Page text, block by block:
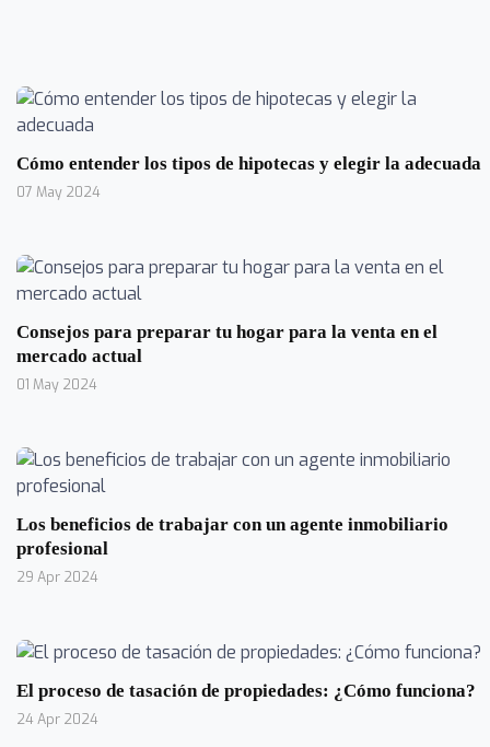
Cómo entender los tipos de hipotecas y elegir la adecuada
07 May 2024
Consejos para preparar tu hogar para la venta en el
mercado actual
01 May 2024
Los beneficios de trabajar con un agente inmobiliario
profesional
29 Apr 2024
El proceso de tasación de propiedades: ¿Cómo funciona?
24 Apr 2024